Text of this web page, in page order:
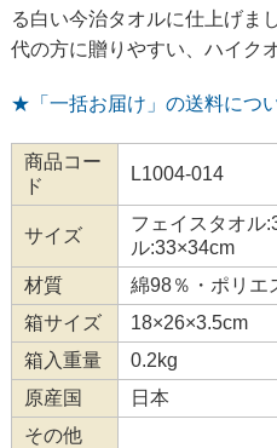
る白い今治タオルに仕上げま
代の方に贈りやすい、ハイク
★「一括お届け」の送料につ
商品コー
ド
L1004-014
サイズ
フェイスタオル
ル:33×34cm
材質
綿98％・ポリエ
箱サイズ
18×26×3.5cm
箱入重量
0.2kg
原産国
日本
その他